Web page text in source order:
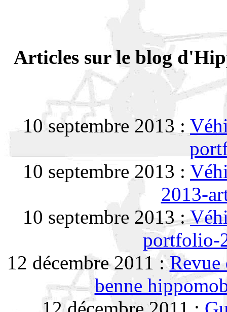
Articles sur le blog
10 septembre 2013 :
10 septembre 2013 :
2013-
10 septembre 2013 :
portfolio-
12 décembre 2011 :Revue
benne